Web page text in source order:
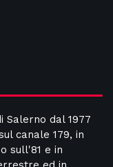
Salerno dal 1977
canale 179, in
sull'81 e in